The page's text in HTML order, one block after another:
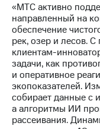
капитал
Контроль
и
аудит
Рынок
акций
Описание
Программа
«МТС активно
направленный на
обеспечение
рек, озер и лесов.
клиентам-
задачи, как
и оперативное
экопоказателей.
собирает данные с
а алгоритмы ИИ
рассеивания.